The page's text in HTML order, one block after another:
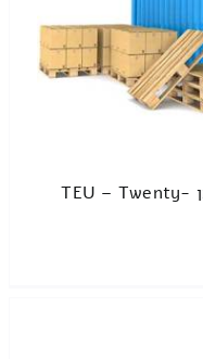
נפח של מכולה נמדד ביחידות ששמן TEU – Twenty-